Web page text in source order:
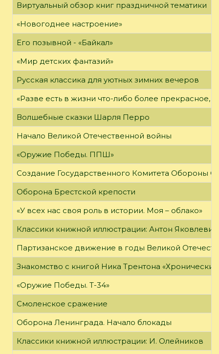
Виртуальный обзор книг праздничной тематики
«Новогоднее настроение»
Его позывной - «Байкал»
«Мир детских фантазий»
Русская классика для уютных зимних вечеров
«Разве есть в жизни что-либо более прекрасное,
Волшебные сказки Шарля Перро
Начало Великой Отечественной войны
«Оружие Победы. ППШ»
Создание Государственного Комитета Обороны
Оборона Брестской крепости
«У всех нас своя роль в истории. Моя – облако»
Классики книжной иллюстрации: Антон
Партизанское движение в годы Великой
Знакомство с книгой Ника Трентона
«Оружие Победы. Т-34»
Смоленское сражение
Оборона Ленинграда. Начало блокады
Классики книжной иллюстрации: И. Олейников